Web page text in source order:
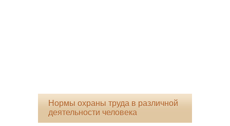
Нормы охраны труда в различной
деятельности человека